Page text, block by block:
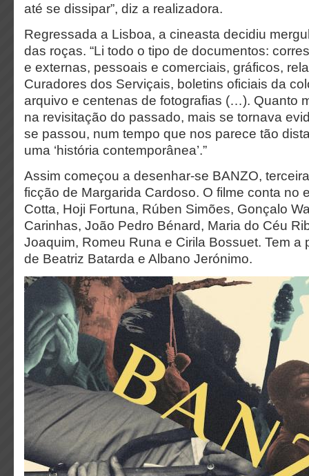
até se dissipar”, diz a realizadora.
Regressada a Lisboa, a cineasta decidiu
das roças. “Li todo o tipo de documentos:
e externas, pessoais e comerciais, gráficos,
Curadores dos Serviçais, boletins oficiais da
arquivo e centenas de fotografias (…). Quanto
na revisitação do passado, mais se tornava
se passou, num tempo que nos parece tão
uma ‘história contemporânea’.”
Assim começou a desenhar-se BANZO,
ficção de Margarida Cardoso. O filme conta no
Cotta, Hoji Fortuna, Rúben Simões, Gonçalo
Carinhas, João Pedro Bénard, Maria do Céu
Joaquim, Romeu Runa e Cirila Bossuet. Tem a
de Beatriz Batarda e Albano Jerónimo.